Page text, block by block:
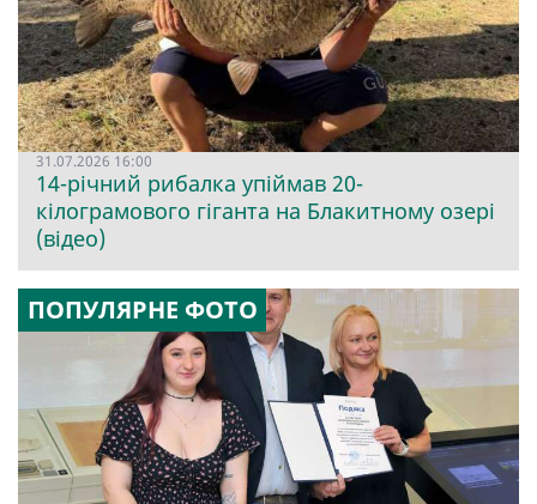
31.07.2026 16:00
14-річний рибалка упіймав 20-
кілограмового гіганта на Блакитному озері
(відео)
ПОПУЛЯРНЕ ФОТО